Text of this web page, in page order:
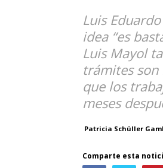
Luis
idea “es
Luis Mayol
trámites son
que los
meses
Patricia Schüller
Comparte esta